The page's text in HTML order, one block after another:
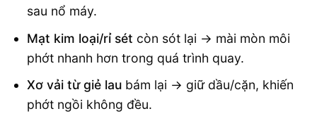
sau nổ máy.
Mạt kim loại/rỉ sét còn sót lại → mài mòn môi
phớt nhanh hơn trong quá trình quay.
Xơ vải từ giẻ laubám lại → giữ dầu/cặn, khiến
phớt ngồi không đều.